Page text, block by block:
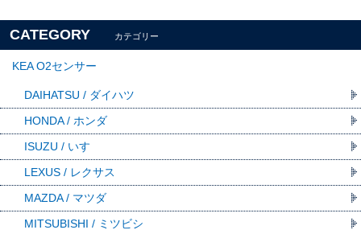
CATEGORY カテゴリー
KEA O2センサー
DAIHATSU / ダイハツ
HONDA / ホンダ
ISUZU / いすゞ
LEXUS / レクサス
MAZDA / マツダ
MITSUBISHI / ミツビシ